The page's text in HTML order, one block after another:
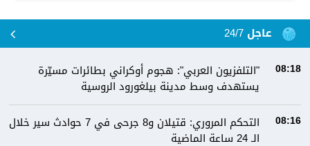
عاجل 24/7
08:18
"التلفزيون العربي": هجوم أوكراني بطائرات مسيّرة
يستهدف وسط مدينة بيلغورود الروسية
08:16
التحكم المروري: قتيلان و8 جرحى في 7 حوادث سير خلال
الـ 24 ساعة الماضية